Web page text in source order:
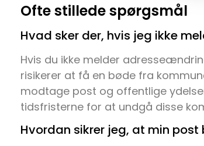
Ofte stillede spørgsmål
Hvad sker der, hvis jeg ikke
Hvis du ikke melder
risikerer at få en bøde fra
modtage post og offentlige
tidsfristerne for at undgå disse
Hvordan sikrer jeg, at min